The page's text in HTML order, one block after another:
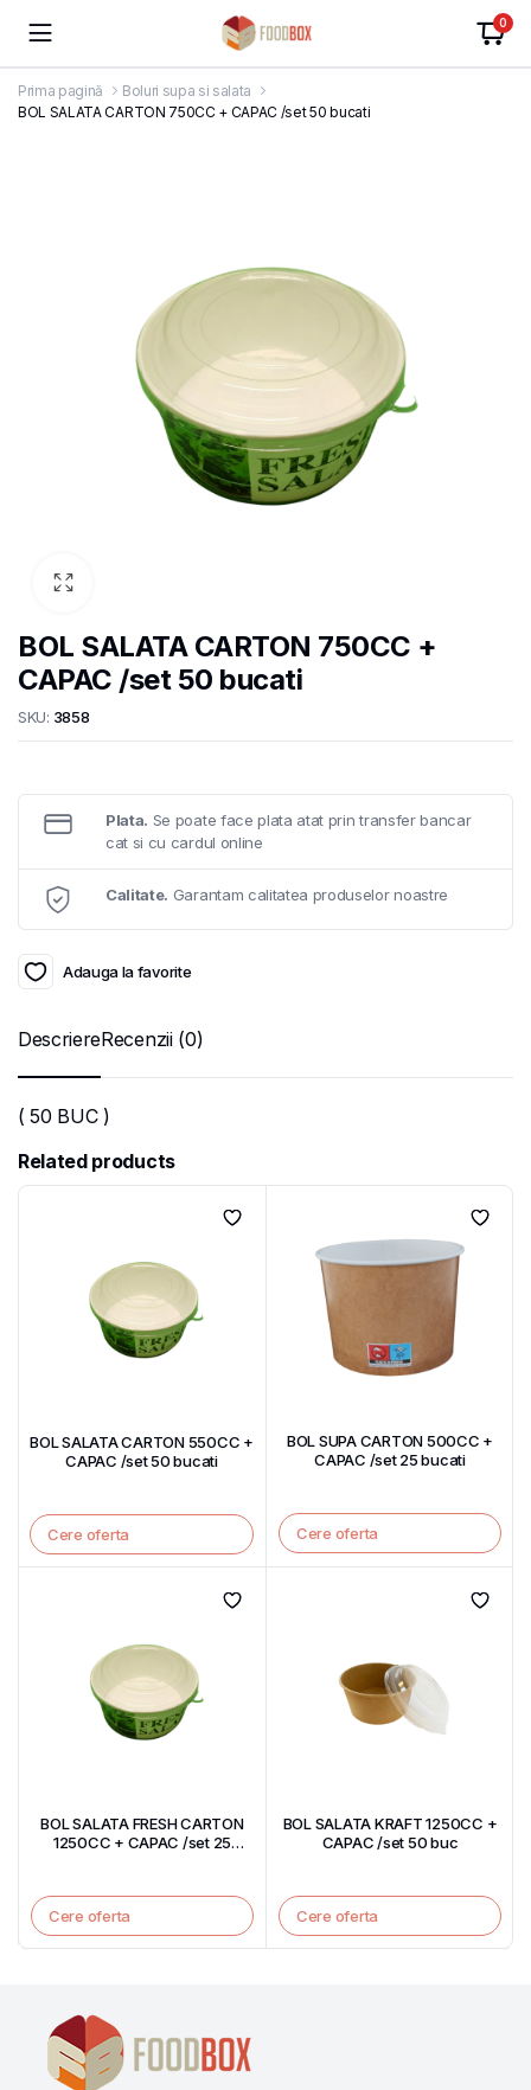
0
Prima pagină
Boluri supa si salata
BOL SALATA CARTON 750CC + CAPAC /set 50 bucati
BOL SALATA CARTON 750CC +
CAPAC /set 50 bucati
SKU: 3858
Plata. Se poate face plata atat prin transfer bancar
cat si cu cardul online
Calitate. Garantam calitatea produselor noastre
Adauga la favorite
DescriereRecenzii (0)
( 50 BUC )
Related products
BOL SALATA CARTON 550CC +
CAPAC /set 50 bucati
Cere oferta
BOL SUPA CARTON 500CC +
CAPAC /set 25 bucati
Cere oferta
BOL SALATA FRESH CARTON
1250CC + CAPAC /set 25
Cere oferta
BOL SALATA KRAFT 1250CC +
CAPAC /set 50 buc
Cere oferta